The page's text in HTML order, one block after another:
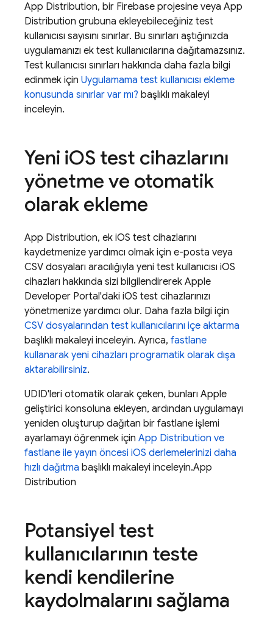
App Distribution, bir Firebase projesine veya App
Distribution grubuna ekleyebileceğiniz test
kullanıcısı sayısını sınırlar. Bu sınırları aştığınızda
uygulamanızı ek test kullanıcılarına dağıtamazsınız.
Test kullanıcısı sınırları hakkında daha fazla bilgi
edinmek için Uygulamama test kullanıcısı ekleme
konusunda sınırlar var mı? başlıklı makaleyi
inceleyin.
Yeni iOS test cihazlarını
yönetme ve otomatik
olarak ekleme
App Distribution, ek iOS test cihazlarını
kaydetmenize yardımcı olmak için e-posta veya
CSV dosyaları aracılığıyla yeni test kullanıcısı iOS
cihazları hakkında sizi bilgilendirerek Apple
Developer Portal'daki iOS test cihazlarınızı
yönetmenize yardımcı olur. Daha fazla bilgi için
CSV dosyalarından test kullanıcılarını içe aktarma
başlıklı makaleyi inceleyin. Ayrıca, fastlane
kullanarak yeni cihazları programatik olarak dışa
aktarabilirsiniz.
UDID'leri otomatik olarak çeken, bunları Apple
geliştirici konsoluna ekleyen, ardından uygulamayı
yeniden oluşturup dağıtan bir fastlane işlemi
ayarlamayı öğrenmek için App Distribution ve
fastlane ile yayın öncesi iOS derlemelerinizi daha
hızlı dağıtma başlıklı makaleyi inceleyin.App
Distribution
Potansiyel test
kullanıcılarının teste
kendi kendilerine
kaydolmalarını sağlama